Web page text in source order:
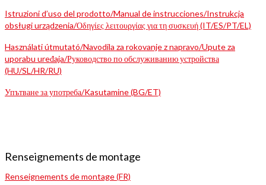
Istruzioni d’uso del prodotto/Manual de instrucciones/Instrukcja
obsługi urządzenia/Οδηγίες λειτουργίας για τη συσκευή (IT/ES/PT/EL)
Használati útmutató/Navodila za rokovanje z napravo/Upute za
uporabu uređaja/Руководство по обслуживанию устройства
(HU/SL/HR/RU)
Упътване за употреба/Kasutamine (BG/ET)
Renseignements de montage
Renseignements de montage (FR)